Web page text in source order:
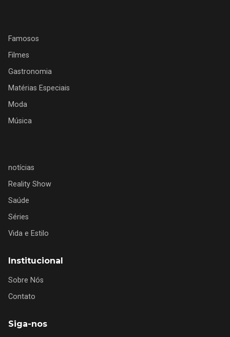
Famosos
Filmes
Gastronomia
Matérias Especiais
Moda
Música
notícias
Reality Show
Saúde
Séries
Vida e Estilo
Institucional
Sobre Nós
Contato
Siga-nos